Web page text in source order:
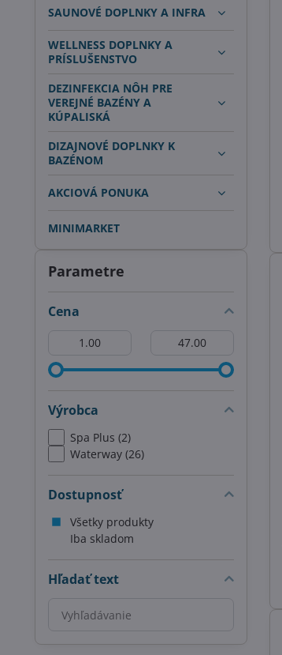
Parametre
Cena
Výrobca
Spa Plus (2)
Waterway (26)
Dostupnosť
Všetky produkty
Iba skladom
Hľadať text
Prehľadať
výsledky
filtra
SAUNOVÉ DOPLNKY A INFRA
WELLNESS DOPLNKY A
PRÍSLUŠENSTVO
DEZINFEKCIA NÔH PRE
VEREJNÉ BAZÉNY A
KÚPALISKÁ
DIZAJNOVÉ DOPLNKY K
BAZÉNOM
AKCIOVÁ PONUKA
MINIMARKET